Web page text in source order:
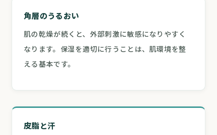
角層のうるおい
肌の乾燥が続くと、外部刺激に敏感になりやすく
なります。保湿を適切に行うことは、肌環境を整
える基本です。
皮脂と汗